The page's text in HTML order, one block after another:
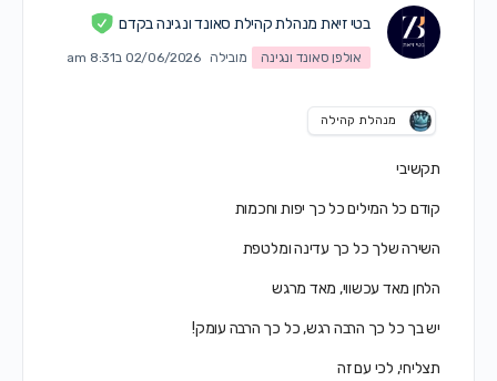
בטי זיאת מנהלת קהילת סאונד ונגינה בקדם
אולפן סאונד ונגינה מובילה 02/06/2026 ב8:31 am
מנהלת קהילה
תקשיבי
קודם כל המילים כל כך יפות וחכמות
השירה שלך כל כך עדינה ומלטפת
הלחן מאד עכשווי, מאד מרגש
יש בך כל כך הרבה רגש, כל כך הרבה עומק!
תצליחי, לכי עם זה